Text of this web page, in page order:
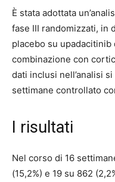
È stata adottata
fase III randomizzati, in
placebo su
combinazione con
dati inclusi nell’analisi
settimane controllato
I risultati
Nel corso di 16
(15,2%) e 19 su 862